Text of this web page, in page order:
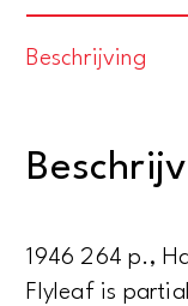
Beschrijving
1946 264 p.,
Flyleaf is